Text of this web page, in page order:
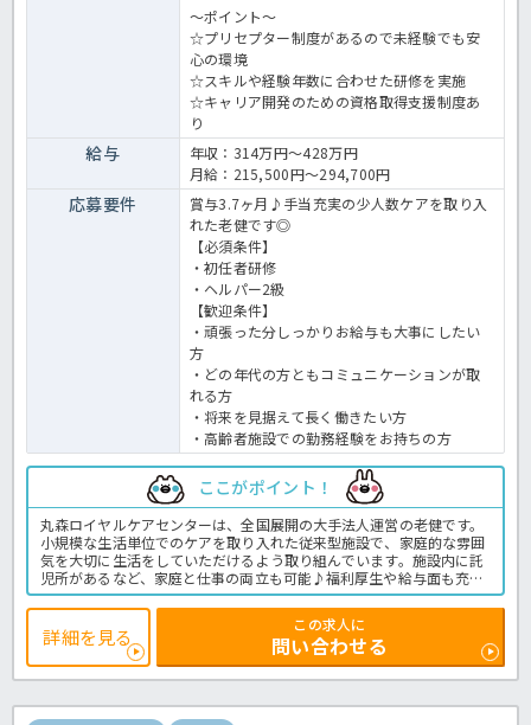
～ポイント～
☆プリセプター制度があるので未経験でも安
心の環境
☆スキルや経験年数に合わせた研修を実施
☆キャリア開発のための資格取得支援制度あ
り
給与
年収：314万円～428万円
月給：215,500円～294,700円
応募要件
賞与3.7ヶ月♪手当充実の少人数ケアを取り入
れた老健です◎
【必須条件】
・初任者研修
・ヘルパー2級
【歓迎条件】
・頑張った分しっかりお給与も大事にしたい
方
・どの年代の方ともコミュニケーションが取
れる方
・将来を見据えて長く働きたい方
・高齢者施設での勤務経験をお持ちの方
ここがポイント！
丸森ロイヤルケアセンターは、全国展開の大手法人運営の老健です。
小規模な生活単位でのケアを取り入れた従来型施設で、家庭的な雰囲
気を大切に生活をしていただけるよう取り組んでいます。施設内に託
児所があるなど、家庭と仕事の両立も可能♪福利厚生や給与面も充実
しているので、介護職として長く勤務する事ができる施設です！老健
での介護業務全般です。＜介護職 正職員 老健の求人＞
詳細を見る
この求人に
問い合わせる